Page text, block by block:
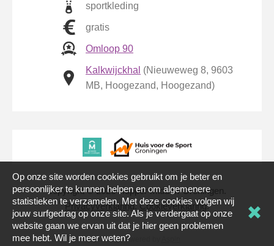
Op onze site worden cookies gebruikt om je beter en
persoonlijker te kunnen helpen en om algemenere
statistieken te verzamelen. Met deze cookies volgen wij
jouw surfgedrag op onze site. Als je verdergaat op onze
website gaan we ervan uit dat je hier geen problemen
mee hebt. Wil je meer weten?
sportkleding
gratis
Omloop 90
Kalkwijckhal (Nieuweweg 8, 9603
MB, Hoogezand, Hoogezand)
copyright © 2026 Hopper Midden-Groningen.
Privacyverklaring. Cookieverklaring.
proudly powered by